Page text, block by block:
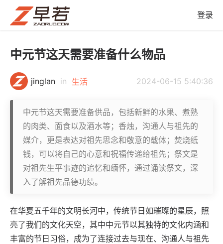
登录
中元节这天需要准备什么物品
jinglan in 生活 2024-06-15 5:40:36
中元节这天需要准备供品，包括新鲜的水果、煮熟
的肉类、面食以及酒水等；香烛，沟通人与祖先的
媒介，更是表达对祖先思念和敬意的载体；焚烧纸
钱，可以将自己的心意和祝福传递给祖先；祭文是
对祖先生平事迹的追忆和缅怀，通过诵读祭文，深
入了解祖先品德功绩。
在华夏五千年的文明长河中，传统节日如璀璨的星辰，照
亮了我们的文化天空，其中中元节以其独特的文化内涵和
丰富的节日习俗，成为了连接过去与现在、沟通人与祖先